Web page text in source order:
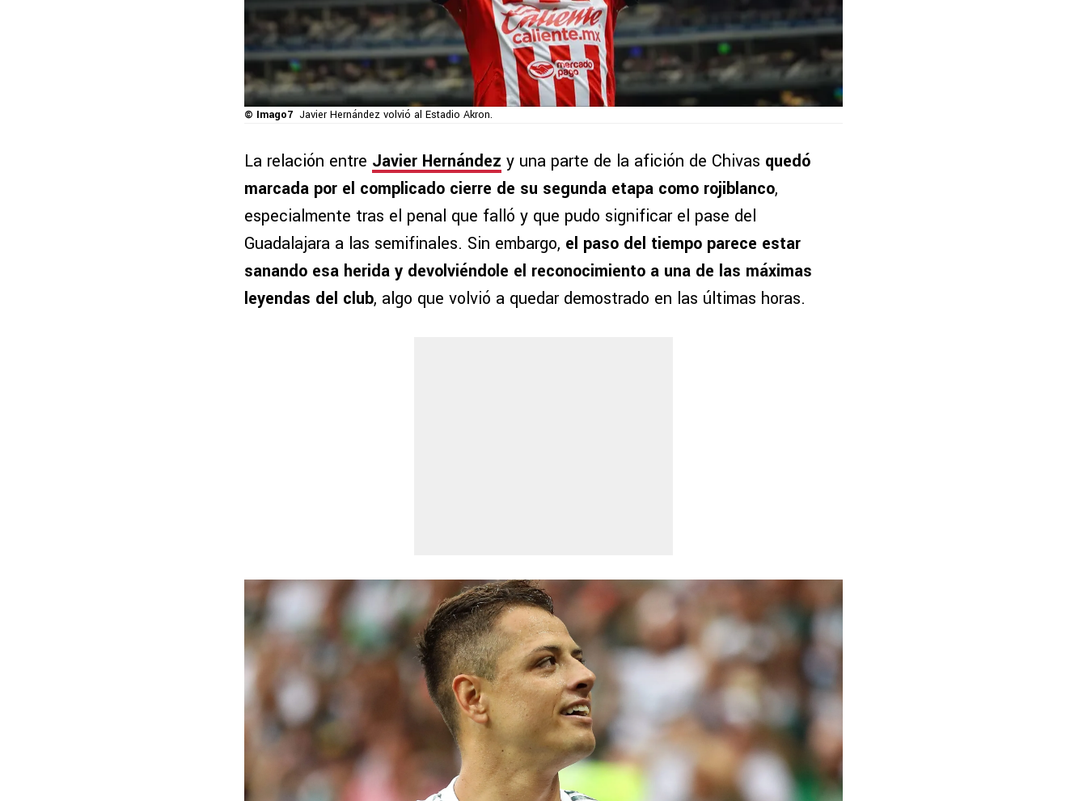
© Imago7 Javier Hernández volvió al Estadio Akron.
La relación entre Javier Hernández y una parte de la afición de Chivas quedó
marcada por el complicado cierre de su segunda etapa como rojiblanco,
especialmente tras el penal que falló y que pudo significar el pase del
Guadalajara a las semifinales. Sin embargo, el paso del tiempo parece estar
sanando esa herida y devolviéndole el reconocimiento a una de las máximas
leyendas del club, algo que volvió a quedar demostrado en las últimas horas.